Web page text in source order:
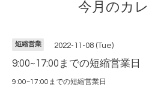
今月のカ
短縮営業 2022-11-08 (Tue)
9:00~17:00までの短縮営業日
9:00~17:00までの短縮営業日